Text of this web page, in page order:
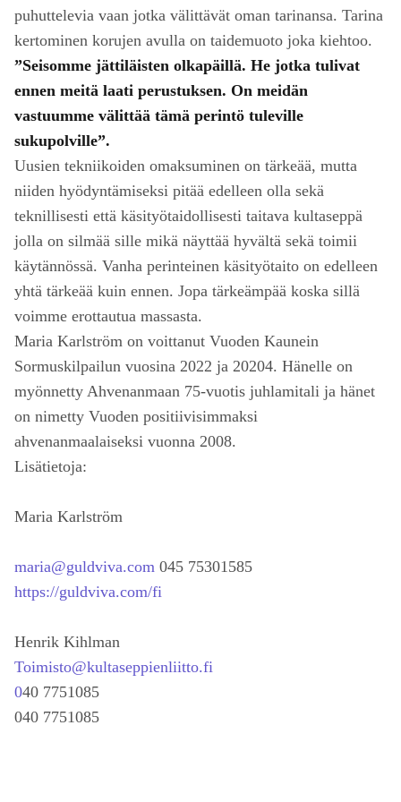
puhuttelevia vaan jotka välittävät oman tarinansa. Tarina
kertominen korujen avulla on taidemuoto joka kiehtoo.
”Seisomme jättiläisten olkapäillä. He jotka tulivat
ennen meitä laati perustuksen. On meidän
vastuumme välittää tämä perintö tuleville
sukupolville”.
Uusien tekniikoiden omaksuminen on tärkeää, mutta
niiden hyödyntämiseksi pitää edelleen olla sekä
teknillisesti että käsityötaidollisesti taitava kultaseppä
jolla on silmää sille mikä näyttää hyvältä sekä toimii
käytännössä. Vanha perinteinen käsityötaito on edelleen
yhtä tärkeää kuin ennen. Jopa tärkeämpää koska sillä
voimme erottautua massasta.
Maria Karlström on voittanut Vuoden Kaunein
Sormuskilpailun vuosina 2022 ja 20204. Hänelle on
myönnetty Ahvenanmaan 75-vuotis juhlamitali ja hänet
on nimetty Vuoden positiivisimmaksi
ahvenanmaalaiseksi vuonna 2008.
Lisätietoja:
Maria Karlström
maria@guldviva.com 045 75301585
https://guldviva.com/fi
Henrik Kihlman
Toimisto@kultaseppienliitto.fi
040 7751085
040 7751085